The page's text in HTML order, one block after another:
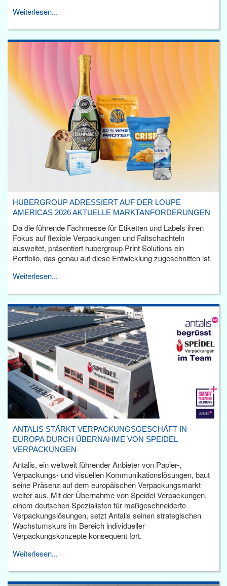
Weiterlesen...
HUBERGROUP ADRESSIERT AUF DER LOUPE
AMERICAS 2026 AKTUELLE MARKTANFORDERUNGEN
Da die führende Fachmesse für Etiketten und Labels ihren
Fokus auf flexible Verpackungen und Faltschachteln
ausweitet, präsentiert hubergroup Print Solutions ein
Portfolio, das genau auf diese Entwicklung zugeschnitten ist.
Weiterlesen...
ANTALIS STÄRKT VERPACKUNGSGESCHÄFT IN
EUROPA DURCH ÜBERNAHME VON SPEIDEL
VERPACKUNGEN
Antalis, ein weltweit führender Anbieter von Papier-,
Verpackungs- und visuellen Kommunikationslösungen, baut
seine Präsenz auf dem europäischen Verpackungsmarkt
weiter aus. Mit der Übernahme von Speidel Verpackungen,
einem deutschen Spezialisten für maßgeschneiderte
Verpackungslösungen, setzt Antalis seinen strategischen
Wachstumskurs im Bereich individueller
Verpackungskonzepte konsequent fort.
Weiterlesen...